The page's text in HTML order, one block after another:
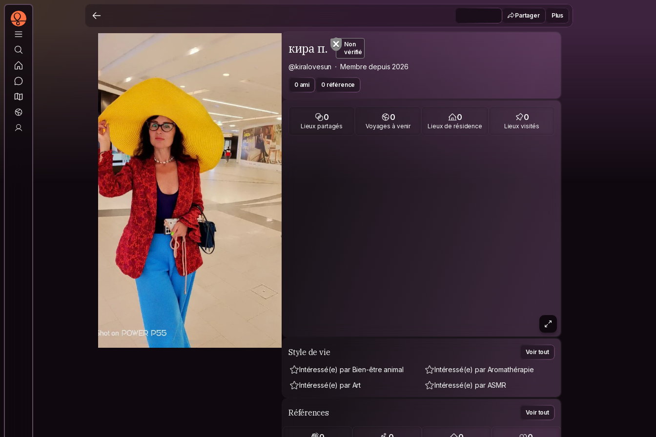
Partager Plus
кира п.
Non
vérifié
@kiralovesun Membre depuis 2026
0 ami 0 référence
0
Lieux partagés
0
Voyages à venir
0
Lieux de résidence
0
Lieux visités
Style de vie Voir tout
Intéressé(e) par Bien-être animal
Intéressé(e) par Aromathérapie
Intéressé(e) par Art
Intéressé(e) par ASMR
Références Voir tout